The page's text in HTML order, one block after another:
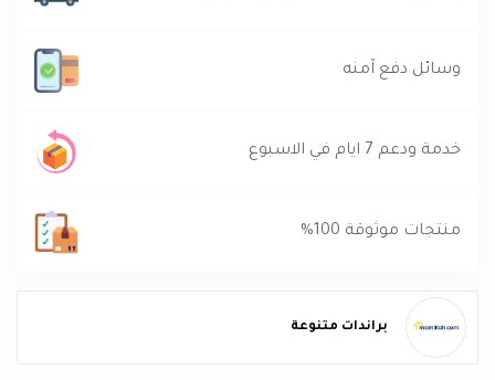
وسائل دفع آمنه
خدمة ودعم 7 ايام في الاسبوع
منتجات موثوقة 100%
براندات متنوعة